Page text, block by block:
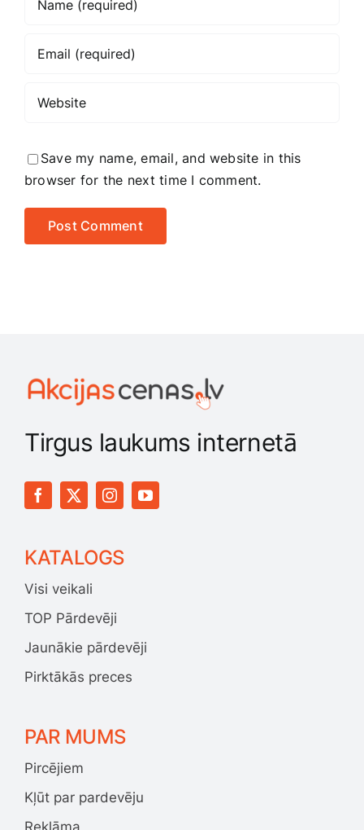
Save my name, email, and website in this
browser for the next time I comment.
Tirgus laukums internetā
KATALOGS
Visi veikali
TOP Pārdevēji
Jaunākie pārdevēji
Pirktākās preces
PAR MUMS
Pircējiem
Kļūt par pardevēju
Reklāma